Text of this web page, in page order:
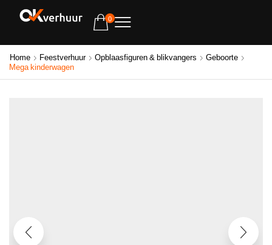
0
Home Feestverhuur Opblaasfiguren & blikvangers
Geboorte
Mega kinderwagen